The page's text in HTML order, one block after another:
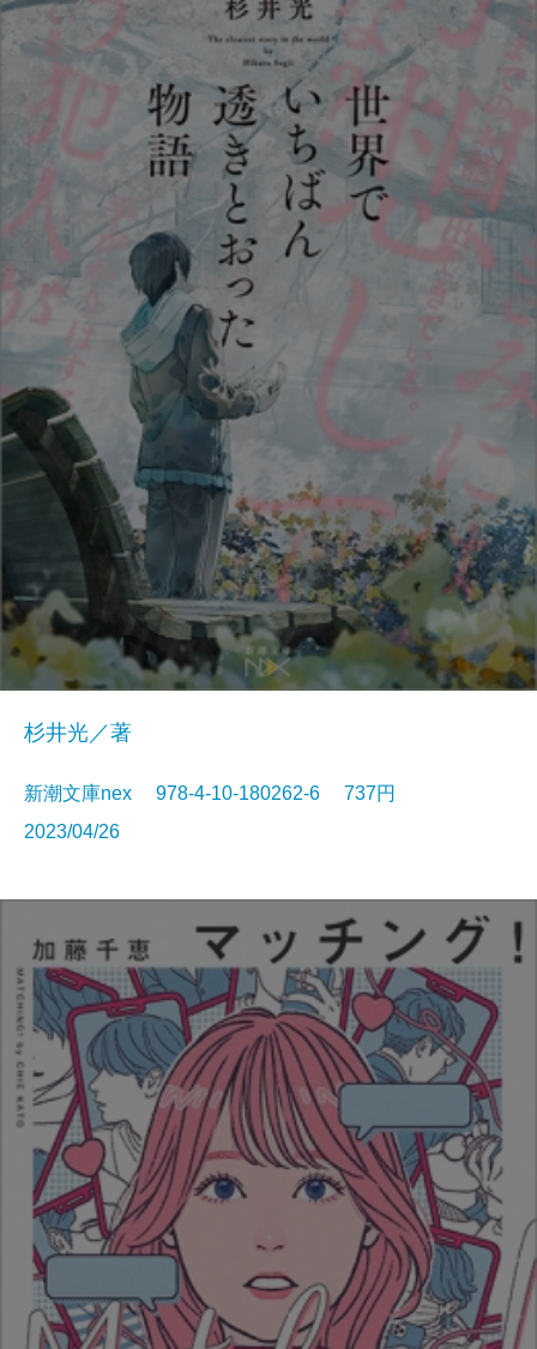
杉井光／著
新潮文庫nex 978-4-10-180262-6 737円
2023/04/26